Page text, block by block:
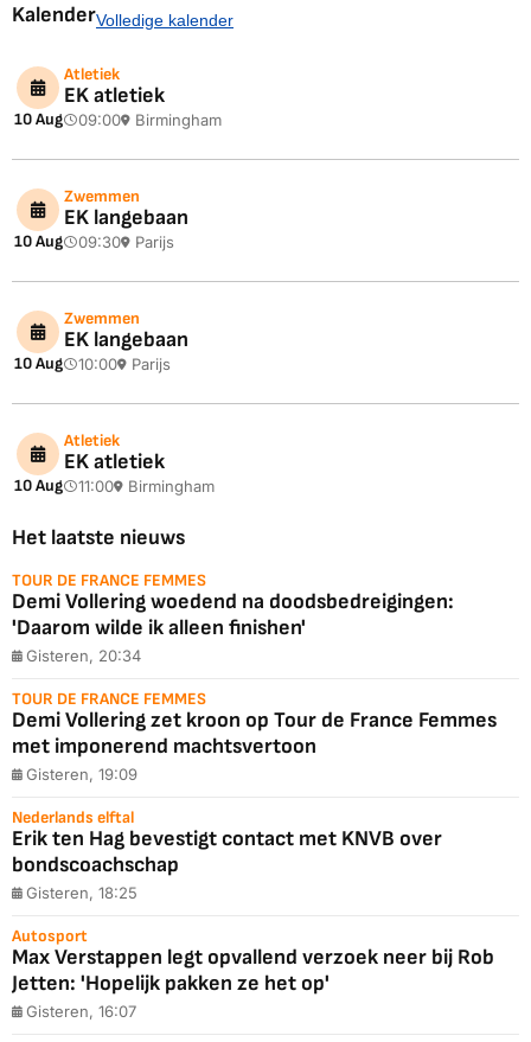
KalenderVolledige kalender
10 Aug
Atletiek
EK atletiek
09:00 Birmingham
10 Aug
Zwemmen
EK langebaan
09:30 Parijs
10 Aug
Zwemmen
EK langebaan
10:00 Parijs
10 Aug
Atletiek
EK atletiek
11:00 Birmingham
Het laatste nieuws
TOUR DE FRANCE FEMMES
Demi Vollering woedend na doodsbedreigingen:
'Daarom wilde ik alleen finishen'
Gisteren, 20:34
TOUR DE FRANCE FEMMES
Demi Vollering zet kroon op Tour de France Femmes
met imponerend machtsvertoon
Gisteren, 19:09
Nederlands elftal
Erik ten Hag bevestigt contact met KNVB over
bondscoachschap
Gisteren, 18:25
Autosport
Max Verstappen legt opvallend verzoek neer bij Rob
Jetten: 'Hopelijk pakken ze het op'
Gisteren, 16:07